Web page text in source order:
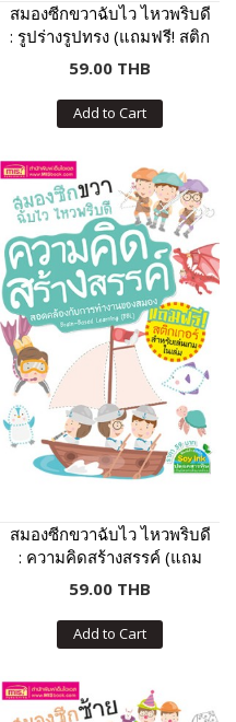
สมองซีกขวาฉับไว ไหวพริบดี
: รูปร่างรูปทรง (แถมฟรี! สติก
เกอร์)
59.00 THB
Add to Cart
สมองซีกขวาฉับไว ไหวพริบดี
: ความคิดสร้างสรรค์ (แถม
ฟรี! สติกเกอร์)
59.00 THB
Add to Cart